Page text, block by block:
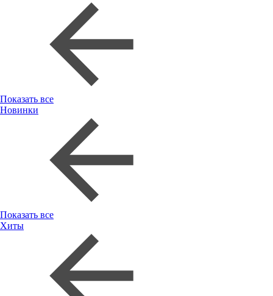
Показать все
Новинки
Показать все
Хиты